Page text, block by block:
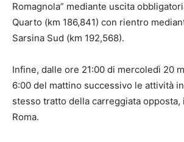
Romagnola” mediante uscita
Quarto (km 186,841) con rientro
Sarsina Sud (km 192,568).
Infine, dalle ore 21:00 di mercoledì 20
6:00 del mattino successivo le attività
stesso tratto della carreggiata opposta,
Roma.